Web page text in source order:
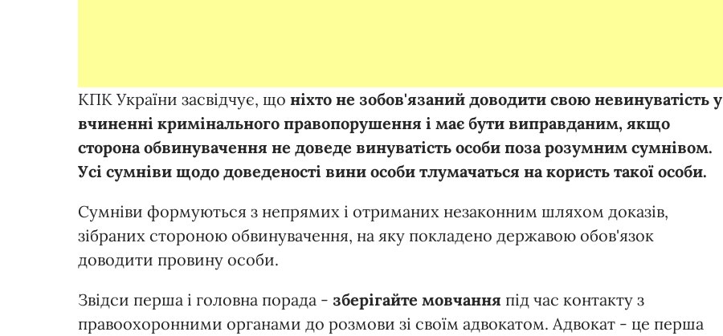
КПК України засвідчує, що ніхто не зобов'язаний доводити свою невинуватість у
вчиненні кримінального правопорушення і має бути виправданим, якщо
сторона обвинувачення не доведе винуватість особи поза розумним сумнівом.
Усі сумніви щодо доведеності вини особи тлумачаться на користь такої особи.
Сумніви формуються з непрямих і отриманих незаконним шляхом доказів,
зібраних стороною обвинувачення, на яку покладено державою обов'язок
доводити провину особи.
Звідси перша і головна порада - зберігайте мовчання під час контакту з
правоохоронними органами до розмови зі своїм адвокатом. Адвокат - це перша